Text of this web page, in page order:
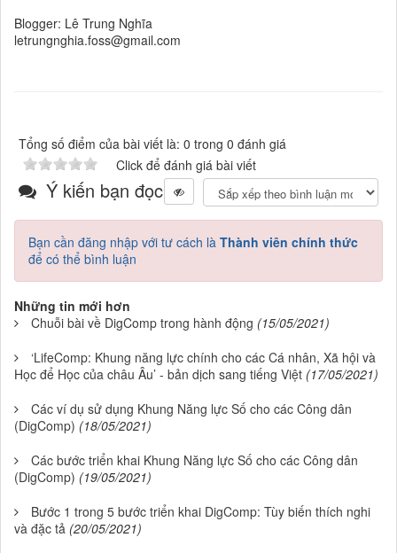
Blogger: Lê Trung Nghĩa
letrungnghia.foss@gmail.com
Tổng số điểm của bài viết là: 0 trong 0 đánh giá
Click để đánh giá bài viết
Ý kiến bạn đọc
Bạn cần đăng nhập với tư cách là Thành viên chính thức
để có thể bình luận
Những tin mới hơn
Chuỗi bài về DigComp trong hành động (15/05/2021)
‘LifeComp: Khung năng lực chính cho các Cá nhân, Xã hội và
Học để Học của châu Âu’ - bản dịch sang tiếng Việt (17/05/2021)
Các ví dụ sử dụng Khung Năng lực Số cho các Công dân
(DigComp) (18/05/2021)
Các bước triển khai Khung Năng lực Số cho các Công dân
(DigComp) (19/05/2021)
Bước 1 trong 5 bước triển khai DigComp: Tùy biến thích nghi
và đặc tả (20/05/2021)